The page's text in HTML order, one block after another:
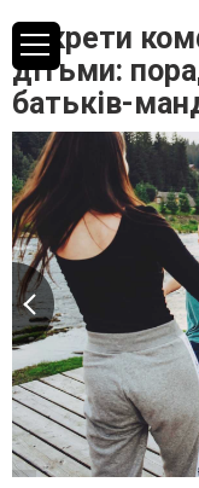
Секрети
дітьми:
батьків-